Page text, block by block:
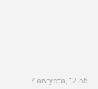
7 августа, 12:55